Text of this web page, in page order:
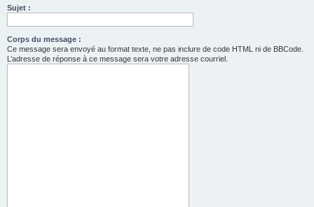
Sujet :
Corps du message :
Ce message sera envoyé au format texte, ne pas inclure de code HTML ni de BBCode.
L’adresse de réponse à ce message sera votre adresse courriel.